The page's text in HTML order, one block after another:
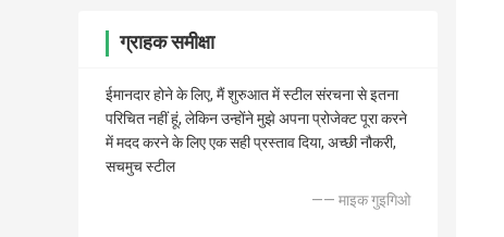
ग्राहक समीक्षा
ईमानदार होने के लिए, मैं शुरुआत में स्टील संरचना से इतना
परिचित नहीं हूं, लेकिन उन्होंने मुझे अपना प्रोजेक्ट पूरा करने
में मदद करने के लिए एक सही प्रस्ताव दिया, अच्छी नौकरी,
सचमुच स्टील
—— माइक गुइगिओ